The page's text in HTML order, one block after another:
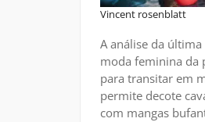
Vincent rosenblatt
A análise da
moda feminina da
para transitar em
permite decote
com mangas